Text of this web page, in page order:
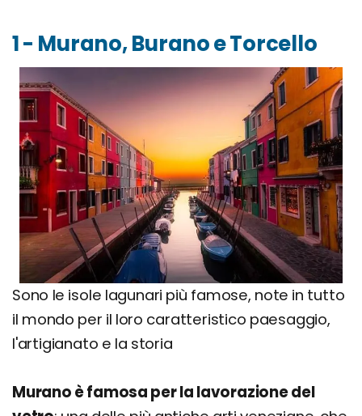
1 - Murano, Burano e Torcello
Sono le isole lagunari più famose, note in tutto
il mondo per il loro caratteristico paesaggio,
l'artigianato e la storia
Murano è famosa per la lavorazione del